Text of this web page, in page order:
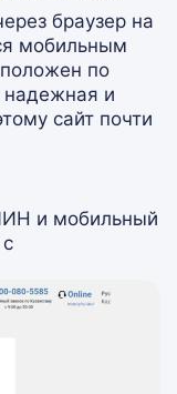
браузер на
мобильным
по
и
сайт почти
и мобильный